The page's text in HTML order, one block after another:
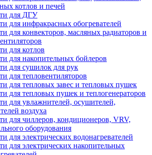
котлов и печей
для ДГУ
для инфракрасных обогревателей
для конвекторов, масляных радиаторов и
для котлов
для накопительных бойлеров
для сушилок для рук
для тепловентиляторов
для тепловых завес и тепловых пушек
для тепловых пушек и теплогенераторов
для увлажнителей, осушителей,
воздуха
для чиллеров, кондиционеров, VRV,
оборудования
для электрических водонагревателей
для электрических накопительных